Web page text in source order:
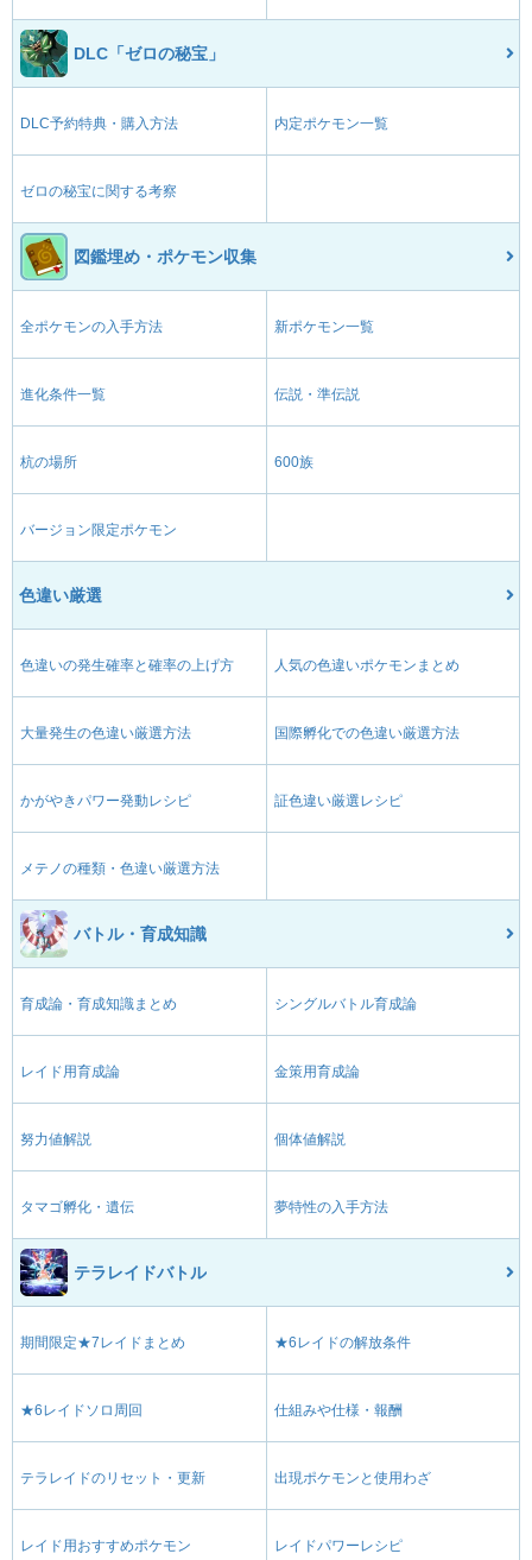
DLC「ゼロの秘宝」
DLC予約特典・購入方法 内定ポケモン一覧
ゼロの秘宝に関する考察
図鑑埋め・ポケモン収集
全ポケモンの入手方法 新ポケモン一覧
進化条件一覧 伝説・準伝説
杭の場所 600族
バージョン限定ポケモン
色違い厳選
色違いの発生確率と確率の上げ方 人気の色違いポケモンまとめ
大量発生の色違い厳選方法 国際孵化での色違い厳選方法
かがやきパワー発動レシピ 証色違い厳選レシピ
メテノの種類・色違い厳選方法
バトル・育成知識
育成論・育成知識まとめ シングルバトル育成論
レイド用育成論 金策用育成論
努力値解説 個体値解説
タマゴ孵化・遺伝 夢特性の入手方法
テラレイドバトル
期間限定★7レイドまとめ ★6レイドの解放条件
★6レイドソロ周回 仕組みや仕様・報酬
テラレイドのリセット・更新 出現ポケモンと使用わざ
レイド用おすすめポケモン レイドパワーレシピ